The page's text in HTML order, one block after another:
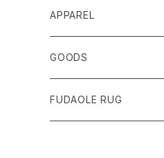
APPAREL
GOODS
FUDAOLE RUG